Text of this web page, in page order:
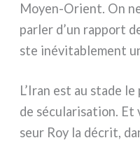
Moyen-Orient. On
par­ler d’un rap­port
ste iné­vi­ta­ble­ment
L’Iran est au sta­de
de sécu­la­ri­sa­tion.
seur Roy la décrit,